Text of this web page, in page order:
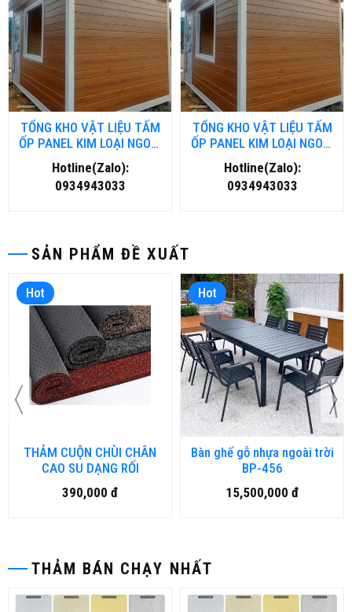
SẢN PHẨM ĐỀ XUẤT
Hot
THẢM CUỘN CHÙI CHÂN
CAO SU DẠNG RỐI
390,000 đ
Hot
Bàn ghế gỗ nhựa ngoài trời
BP-456
15,500,000 đ
THẢM BÁN CHẠY NHẤT
TỔNG KHO VẬT LIỆU TẤM
ỐP PANEL KIM LOẠI NGOÀI
TRỜI TẠI ĐÀ NĂNG
Hotline(Zalo):
0934943033
TỔNG KHO VẬT LIỆU TẤM
ỐP PANEL KIM LOẠI NGOÀI
TRỜI TẠI HỒ CHÍ MINH
Hotline(Zalo):
0934943033